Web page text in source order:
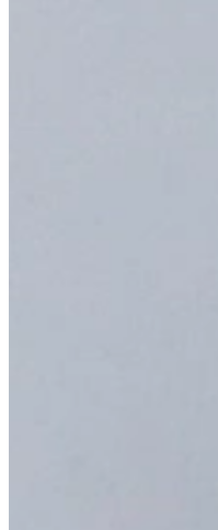
voordeliger zijn, doordat het